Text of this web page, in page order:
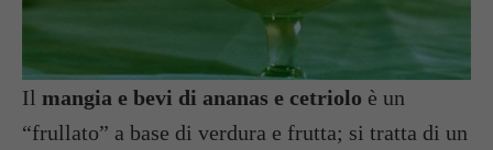
Il mangia e bevi di ananas e cetriolo è un
“frullato” a base di verdura e frutta; si tratta di un